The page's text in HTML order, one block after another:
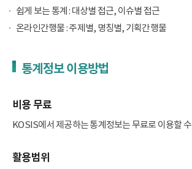
쉽게 보는 통계 : 대상별 접근, 이슈별 접근
온라인간행물 : 주제별, 명칭별, 기획간행물
통계정보 이용방법
비용 무료
KOSIS에서 제공하는 통계정보는 무료로 이용할
활용범위